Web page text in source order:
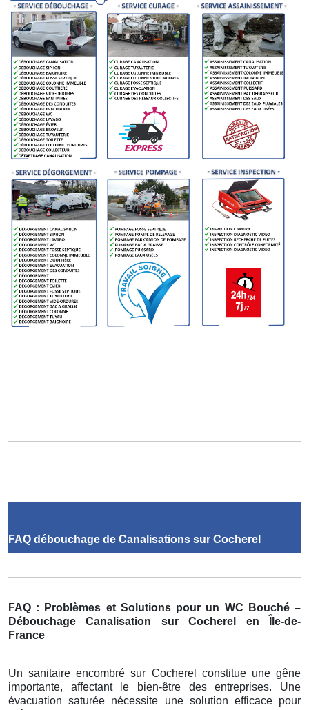
FAQ débouchage de Canalisations sur Cocherel
FAQ : Problèmes et Solutions pour un WC Bouché –
Débouchage Canalisation sur Cocherel en Île-de-
France
Un sanitaire encombré sur Cocherel constitue une gêne
importante, affectant le bien-être des entreprises. Une
évacuation saturée nécessite une solution efficace pour